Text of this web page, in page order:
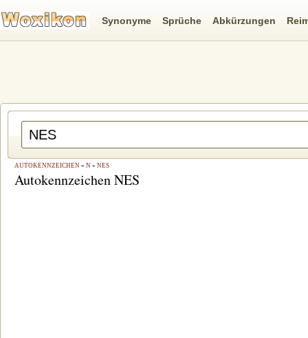
AUTOKENNZEICHEN » N » NES
Autokennzeichen NES
Synonyme Sprüche Abkürzungen